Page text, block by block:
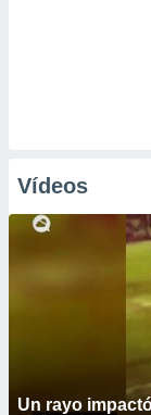
Vídeos
Un rayo